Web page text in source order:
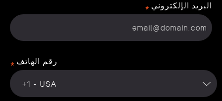
البريد الإلكتروني
رقم الهاتف